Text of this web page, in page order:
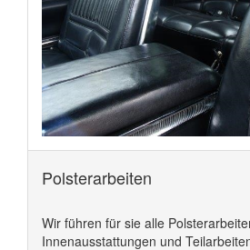
Polsterarbeiten
Wir führen für sie alle
Innenausstattungen und